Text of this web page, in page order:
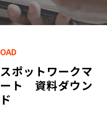
ポットワークマ
ト　資料ダウン